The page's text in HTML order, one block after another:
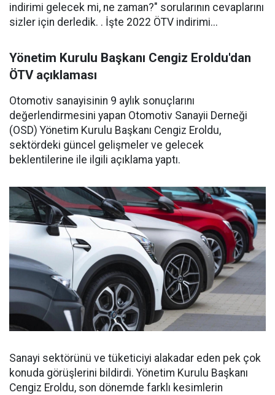
indirimi gelecek mi, ne zaman?" sorularının cevaplarını
sizler için derledik. . İşte 2022 ÖTV indirimi...
Yönetim Kurulu Başkanı Cengiz Eroldu'dan
ÖTV açıklaması
Otomotiv sanayisinin 9 aylık sonuçlarını
değerlendirmesini yapan Otomotiv Sanayii Derneği
(OSD) Yönetim Kurulu Başkanı Cengiz Eroldu,
sektördeki güncel gelişmeler ve gelecek
beklentilerine ile ilgili açıklama yaptı.
Sanayi sektörünü ve tüketiciyi alakadar eden pek çok
konuda görüşlerini bildirdi. Yönetim Kurulu Başkanı
Cengiz Eroldu, son dönemde farklı kesimlerin